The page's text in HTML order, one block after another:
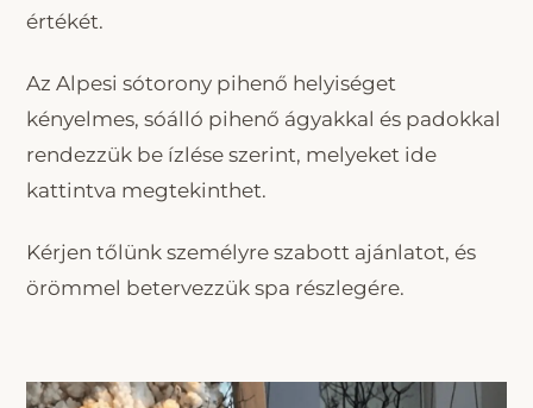
értékét.
Az Alpesi sótorony pihenő helyiséget
kényelmes, sóálló pihenő ágyakkal és padokkal
rendezzük be ízlése szerint, melyeket ide
kattintva megtekinthet.
Kérjen tőlünk személyre szabott ajánlatot, és
örömmel betervezzük spa részlegére.